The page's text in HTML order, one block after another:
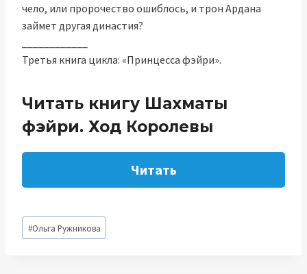
чело, или пророчество ошиблось, и трон Ардана
займет другая династия?
Третья книга цикла: «Принцесса фэйри».
Читать книгу Шахматы
фэйри. Ход Королевы
Читать
Метки
записи:
#Ольга Ружникова